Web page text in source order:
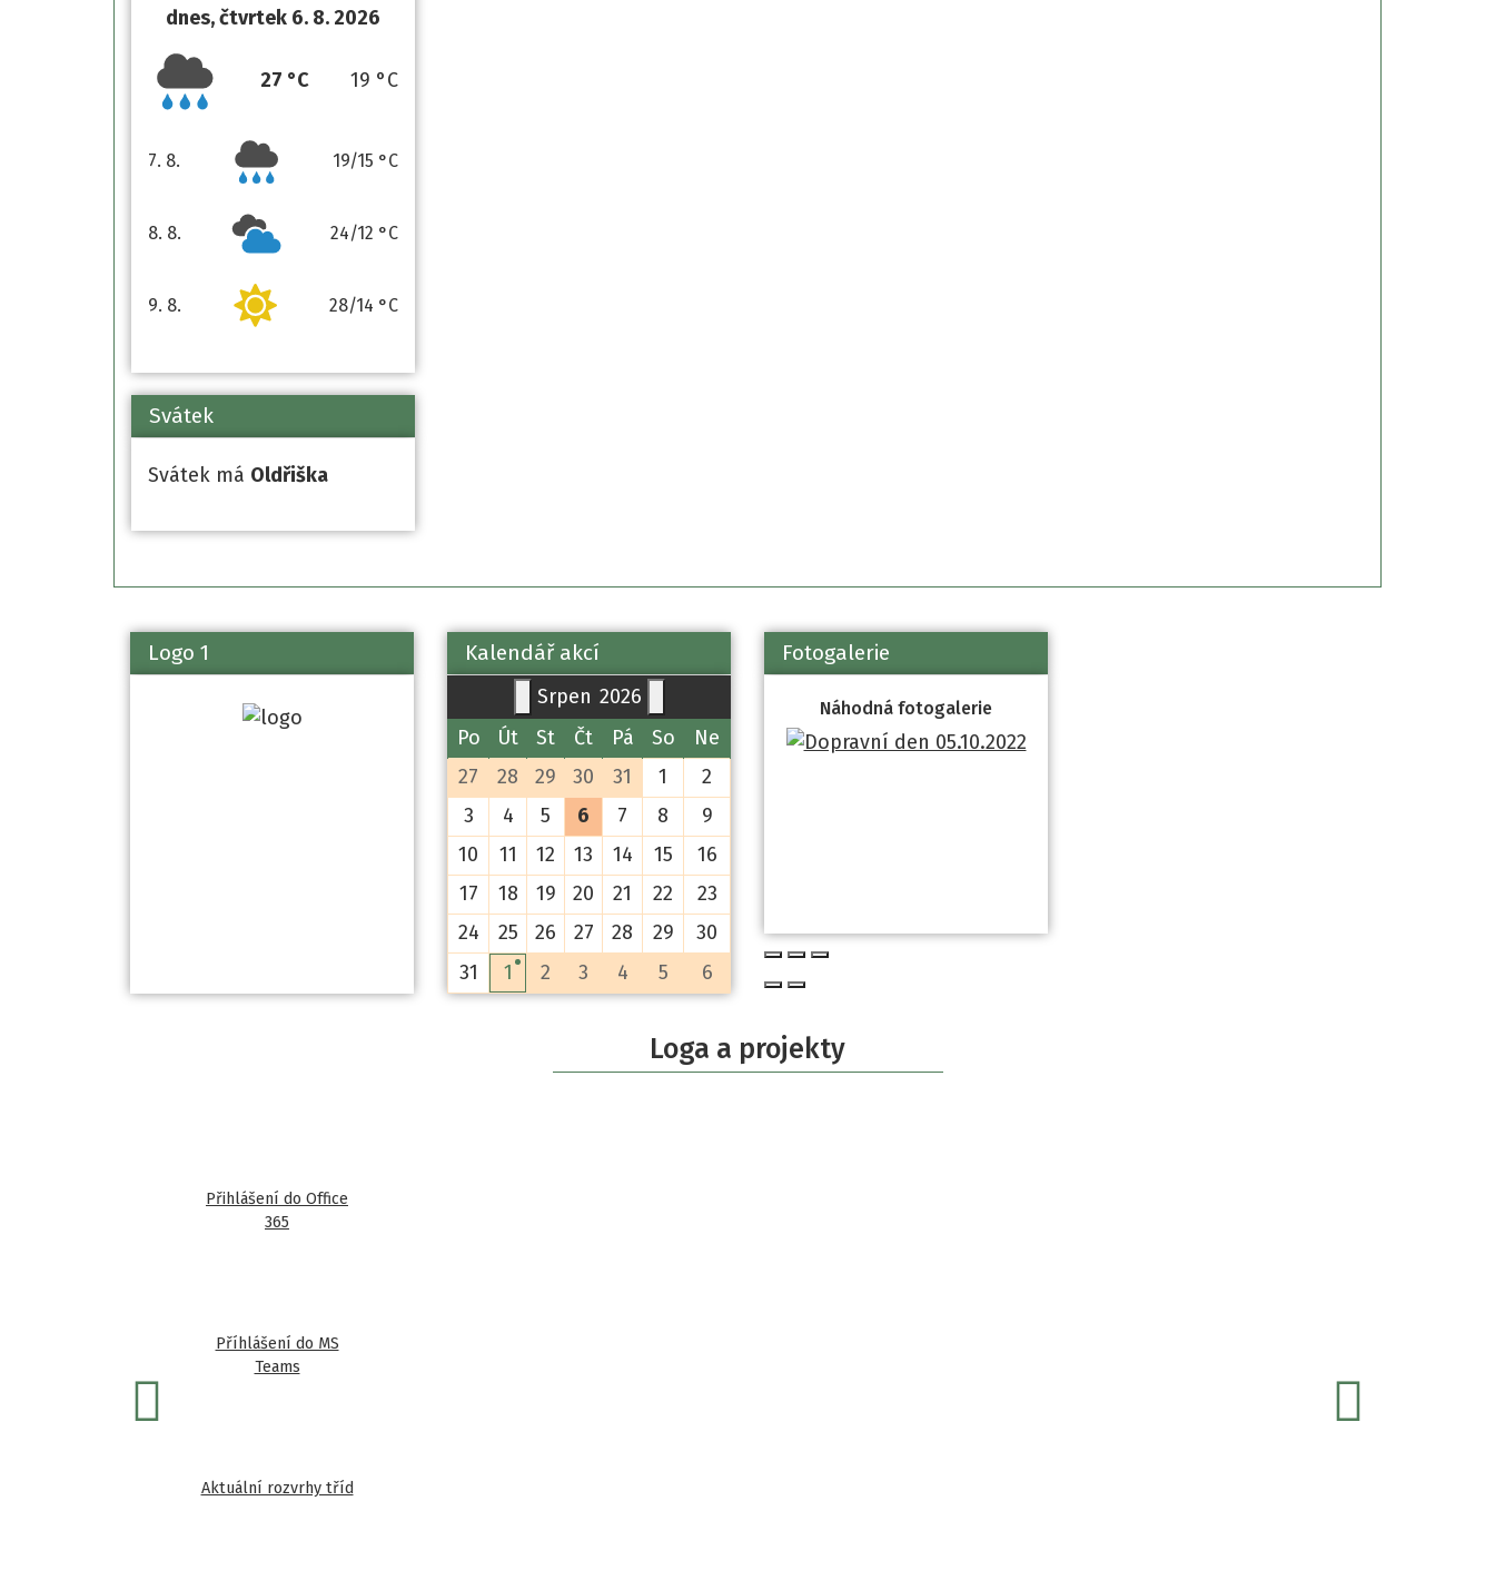
dnes, čtvrtek 6. 8. 2026
27 °C 19 °C
pátek
7. 8. 19/15 °C
sobota
8. 8. 24/12 °C
neděle
9. 8. 28/14 °C
Svátek
Svátek má Oldřiška
Logo 1 Kalendář akcí
Srpen 2026
Po
Út St Čt Pá So
Ne
27
28 29 30 31 1
2
3
4 5 6 7 8
9
10
11 12 13 14 15
16
17
18 19 20 21 22
23
24
25 26 27 28 29
30
31
1 2 3 4 5 6
Fotogalerie
Náhodná fotogalerie
Loga a projekty
Přihlášení do Office
365
Příhlášení do MS
Teams
Aktuální rozvrhy tříd
Následující